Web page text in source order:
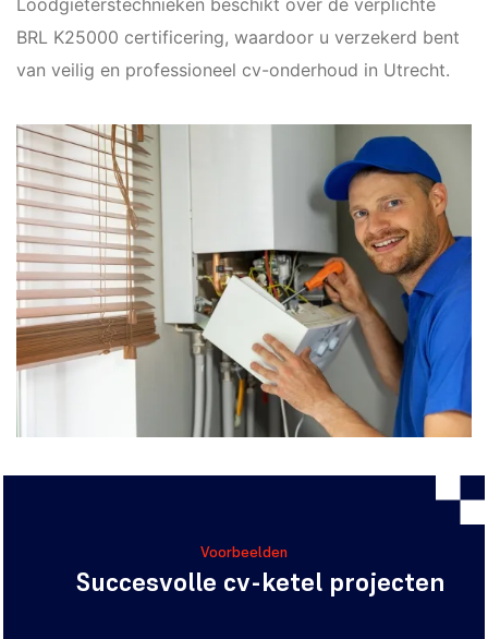
BRL K25000 certificering, waardoor u verzekerd bent
van veilig en professioneel cv-onderhoud in Utrecht.
Voorbeelden
Succesvolle cv-ketel projecten